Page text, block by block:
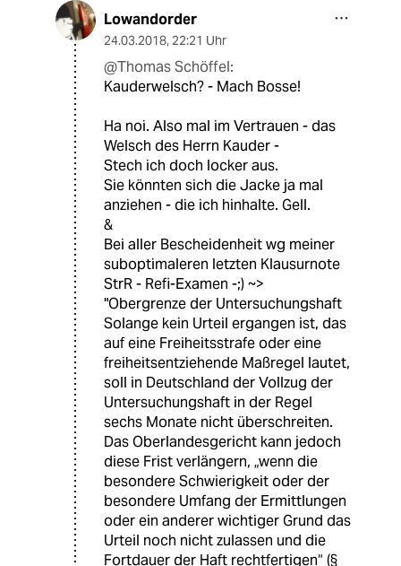
Lowandorder
24.03.2018, 22:21 Uhr
@Thomas Schöffel:
Kauderwelsch? - Mach Bosse!
Ha noi. Also mal im Vertrauen - das
Welsch des Herrn Kauder -
Stech ich doch locker aus.
Sie könnten sich die Jacke ja mal
anziehen - die ich hinhalte. Gell.
&
Bei aller Bescheidenheit wg meiner
suboptimaleren letzten Klausurnote
StrR - Refi-Examen -;) ~>
"Obergrenze der Untersuchungshaft
Solange kein Urteil ergangen ist, das
auf eine Freiheitsstrafe oder eine
freiheitsentziehende Maßregel lautet,
soll in Deutschland der Vollzug der
Untersuchungshaft in der Regel
sechs Monate nicht überschreiten.
Das Oberlandesgericht kann jedoch
diese Frist verlängern, „wenn die
besondere Schwierigkeit oder der
besondere Umfang der Ermittlungen
oder ein anderer wichtiger Grund das
Urteil noch nicht zulassen und die
Fortdauer der Haft rechtfertigen“ (§